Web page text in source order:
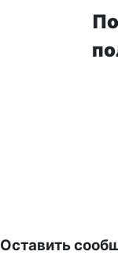
Оставить